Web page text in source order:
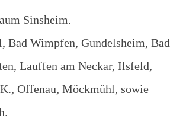
Sinsheim.
Bad Wimpfen, Gundelsheim, Bad
Lauffen am Neckar, Ilsfeld,
Offenau, Möckmühl, sowie